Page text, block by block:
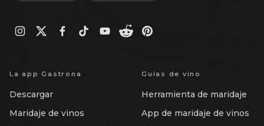
La app Gastrona
Descargar
Maridaje de vinos
Guías de vino
Herramienta de maridaje
App de maridaje de vinos